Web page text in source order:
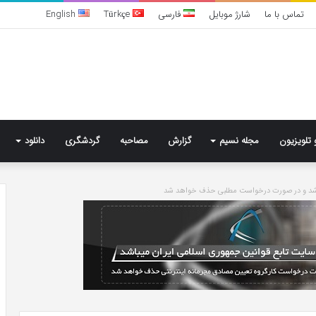
تماس با ما شارژ موبایل فارسی Türkçe
English
تلویزیون مجله نسیم گزارش مصاحبه گردشگری دانلود
و در صورت درخواست مطلبی حذف خواهد شد
مدل
کمد
دیواری
شیک
و
6 روز پیش